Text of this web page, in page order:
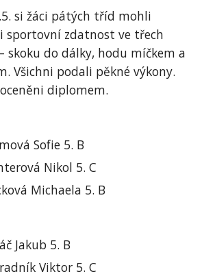
si žáci pátých tříd mohli
sportovní zdatnost ve třech
skoku do dálky, hodu míčkem a
Všichni podali pěkné výkony.
diplomem.
Sofie 5. B
Nikol 5. C
Michaela 5. B
Jakub 5. B
Viktor 5. C